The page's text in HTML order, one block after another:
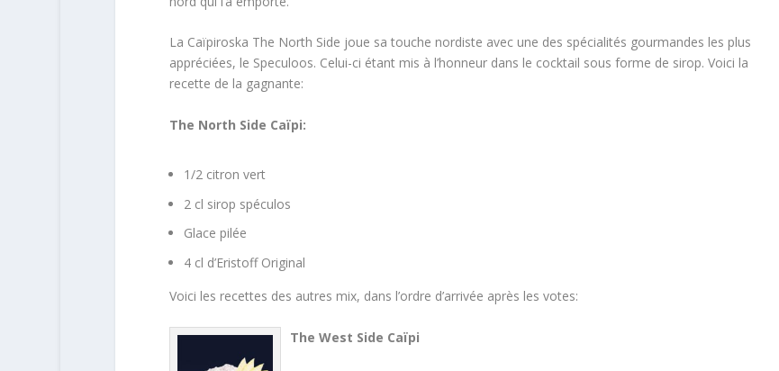
La Caïpiroska The North Side joue sa touche nordiste avec une des spécialités gourmandes les plus
appréciées, le Speculoos. Celui-ci étant mis à l’honneur dans le cocktail sous forme de sirop. Voici la
recette de la gagnante:
The North Side Caïpi:
1/2 citron vert
2 cl sirop spéculos
Glace pilée
4 cl d’Eristoff Original
Voici les recettes des autres mix, dans l’ordre d’arrivée après les votes:
The West Side Caïpi